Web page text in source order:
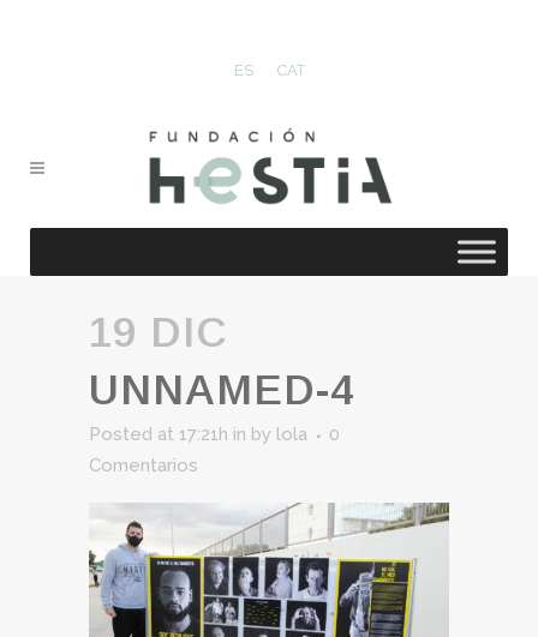
ES CAT
19 DIC
UNNAMED-4
Posted at 17:21h in by lola
0
Comentarios